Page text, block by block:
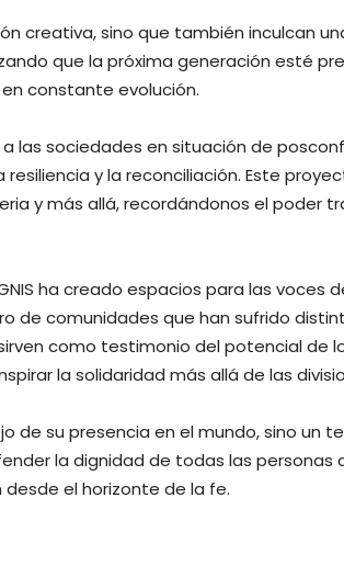
creativa, sino que también inculcan
que la próxima generación esté
constante evolución.
las sociedades en situación de
y la reconciliación. Este
y más allá, recordándonos el poder
ha creado espacios para las voces
de comunidades que han sufrido
como testimonio del potencial de
la solidaridad más allá de las
de su presencia en el mundo, sino un
la dignidad de todas las personas
el horizonte de la fe.